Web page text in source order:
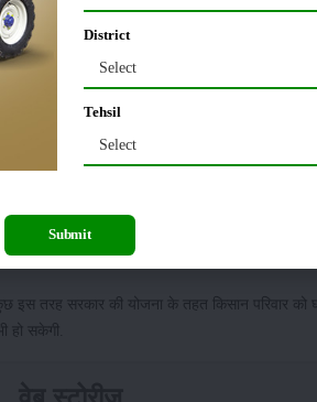
सलाना या 5 एकड़ से कम जमीन होनी चाहिए.
जेठानी को फायदा मिलेगा.
गयी है.
मिलकर ३६ हजार सालाना आय सरकार की तरफ से दी
रुपये सालाना दिए जा रहे हैं.
इस तरह सरकार की योजना के तहत किसान परिवार को
सकेगी.
District
Select
Tehsil
Select
Submit